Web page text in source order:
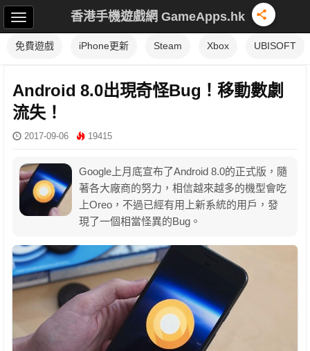
香港手機遊戲網 GameApps.hk
免費遊戲 iPhone更新 Steam Xbox UBISOFT
Android 8.0出現奇怪Bug！移動數劇
流失！
2017-09-06 19415
Google上月底宣布了Android 8.0的正式版，隨
著各大廠商的努力，相信越來越多的機型會吃
上Oreo，不過已經有用上新系統的用戶，發
現了一個相當怪異的Bug。